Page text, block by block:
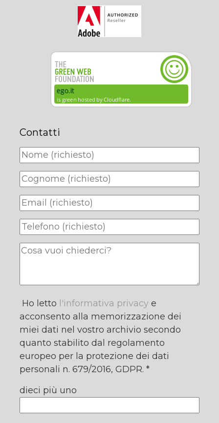
Contatti
Ho letto l'informativa privacy e
acconsento alla memorizzazione dei
miei dati nel vostro archivio secondo
quanto stabilito dal regolamento
europeo per la protezione dei dati
personali n. 679/2016, GDPR. *
dieci più uno